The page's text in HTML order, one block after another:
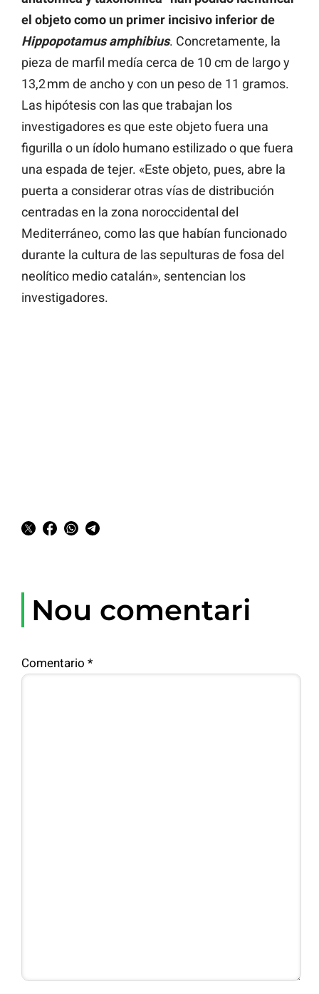
el objeto como un primer incisivo inferior de
Hippopotamus amphibius. Concretamente, la
pieza de marfil medía cerca de 10 cm de largo y
13,2 mm de ancho y con un peso de 11 gramos.
Las hipótesis con las que trabajan los
investigadores es que este objeto fuera una
figurilla o un ídolo humano estilizado o que fuera
una espada de tejer. «Este objeto, pues, abre la
puerta a considerar otras vías de distribución
centradas en la zona noroccidental del
Mediterráneo, como las que habían funcionado
durante la cultura de las sepulturas de fosa del
neolítico medio catalán», sentencian los
investigadores.
Nou comentari
Comentario *